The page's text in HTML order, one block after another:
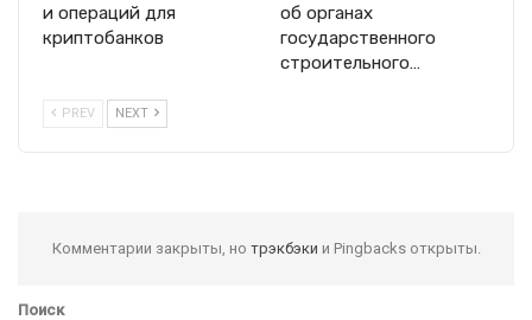
и операций для
криптобанков
об органах
государственного
строительного…
PREV NEXT
Комментарии закрыты, но трэкбэки и Pingbacks открыты.
Поиск